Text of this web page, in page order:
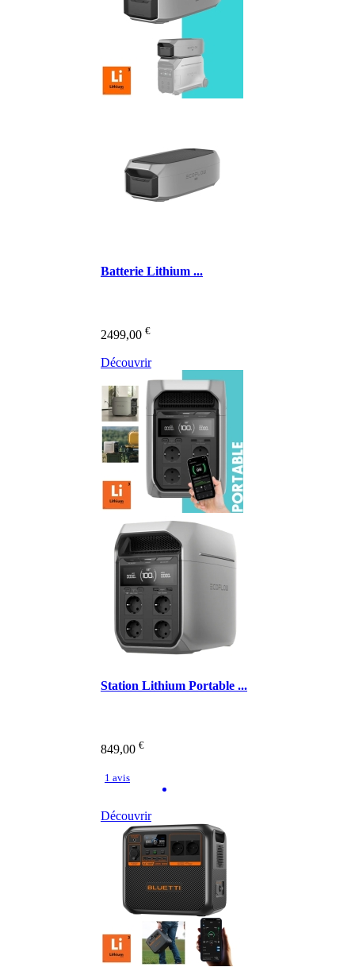
Batterie Lithium ...
2499,00 €
Découvrir
Station Lithium Portable ...
849,00 €
1 avis
Découvrir